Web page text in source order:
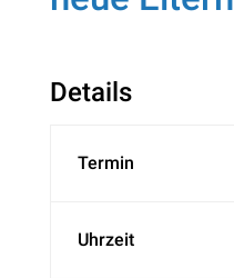
Details
Termin
Uhrzeit